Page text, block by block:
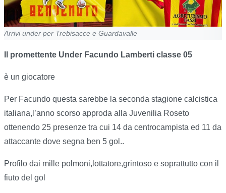
Arrivi under per Trebisacce e Guardavalle
Il promettente Under Facundo Lamberti classe 05
è un giocatore
Per Facundo questa sarebbe la seconda stagione calcistica
italiana,l’anno scorso approda alla Juvenilia Roseto
ottenendo 25 presenze tra cui 14 da centrocampista ed 11 da
attaccante dove segna ben 5 gol..
Profilo dai mille polmoni,lottatore,grintoso e soprattutto con il
fiuto del gol